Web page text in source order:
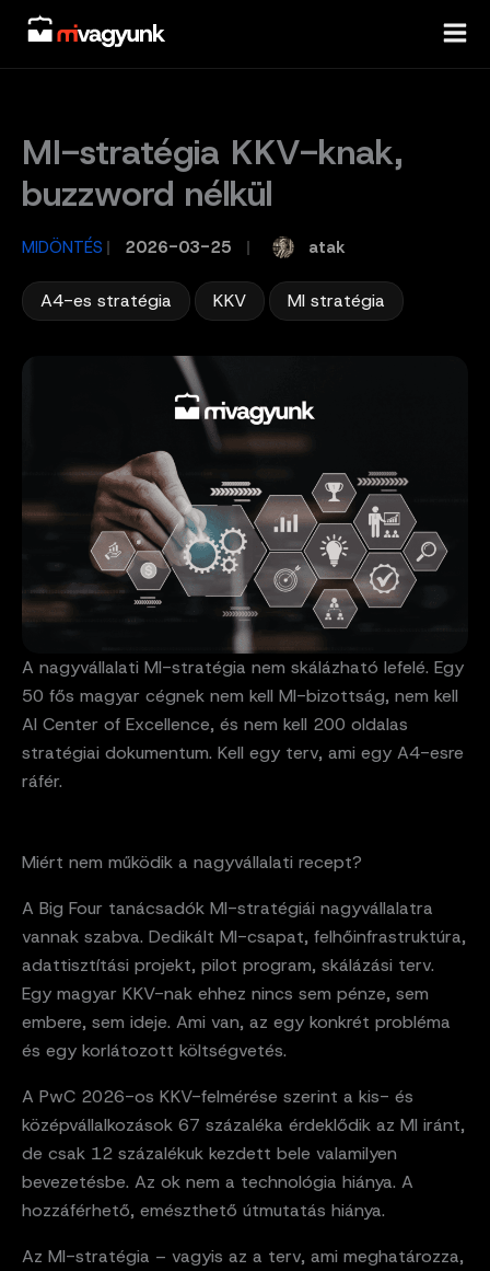
Skip
content
MI-stratégia KKV-knak,
buzzword nélkül
MIDÖNTÉS / 2026-03-25 atak
A4-es stratégia KKV MI stratégia
A nagyvállalati MI-stratégia nem skálázható lefelé. Egy
50 fős magyar cégnek nem kell MI-bizottság, nem kell
AI Center of Excellence, és nem kell 200 oldalas
stratégiai dokumentum. Kell egy terv, ami egy A4-esre
ráfér.
Miért nem működik a nagyvállalati recept?
A Big Four tanácsadók MI-stratégiái nagyvállalatra
vannak szabva. Dedikált MI-csapat, felhőinfrastruktúra,
adattisztítási projekt, pilot program, skálázási terv.
Egy magyar KKV-nak ehhez nincs sem pénze, sem
embere, sem ideje. Ami van, az egy konkrét probléma
és egy korlátozott költségvetés.
A PwC 2026-os KKV-felmérése szerint a kis- és
középvállalkozások 67 százaléka érdeklődik az MI iránt,
de csak 12 százalékuk kezdett bele valamilyen
bevezetésbe. Az ok nem a technológia hiánya. A
hozzáférhető, emészthető útmutatás hiánya.
Az MI-stratégia – vagyis az a terv, ami meghatározza,